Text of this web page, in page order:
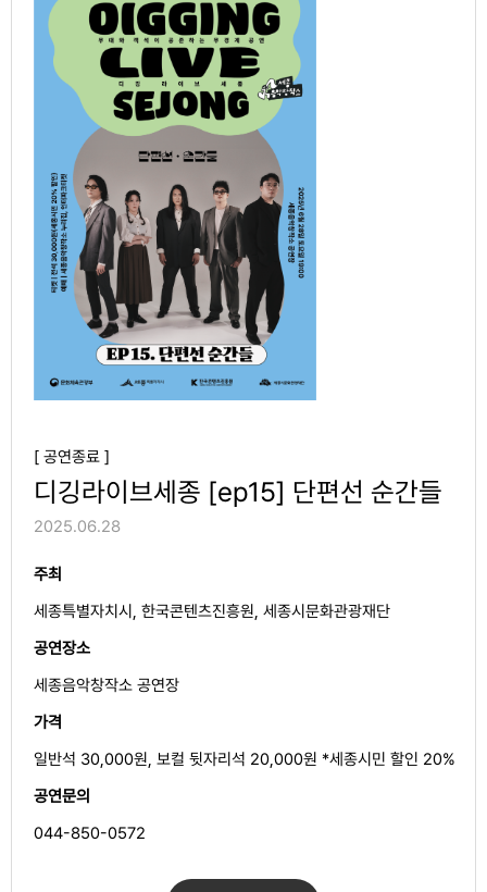
[ 공연종료 ]
디깅라이브세종 [ep15] 단편선 순간들
2025.06.28
주최
세종특별자치시, 한국콘텐츠진흥원, 세종시문화관광재단
공연장소
세종음악창작소 공연장
가격
일반석 30,000원, 보컬 뒷자리석 20,000원 *세종시민 할인 20%
공연문의
044-850-0572